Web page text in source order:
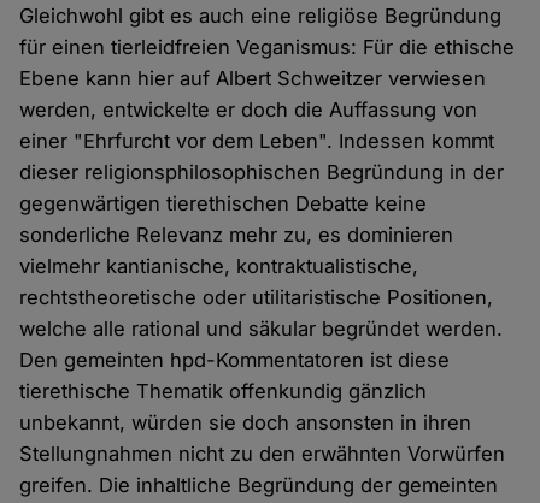
Gleichwohl gibt es auch eine religiöse Begründung
für einen tierleidfreien Veganismus: Für die ethische
Ebene kann hier auf Albert Schweitzer verwiesen
werden, entwickelte er doch die Auffassung von
einer "Ehrfurcht vor dem Leben". Indessen kommt
dieser religionsphilosophischen Begründung in der
gegenwärtigen tierethischen Debatte keine
sonderliche Relevanz mehr zu, es dominieren
vielmehr kantianische, kontraktualistische,
rechtstheoretische oder utilitaristische Positionen,
welche alle rational und säkular begründet werden.
Den gemeinten hpd-Kommentatoren ist diese
tierethische Thematik offenkundig gänzlich
unbekannt, würden sie doch ansonsten in ihren
Stellungnahmen nicht zu den erwähnten Vorwürfen
greifen. Die inhaltliche Begründung der gemeinten